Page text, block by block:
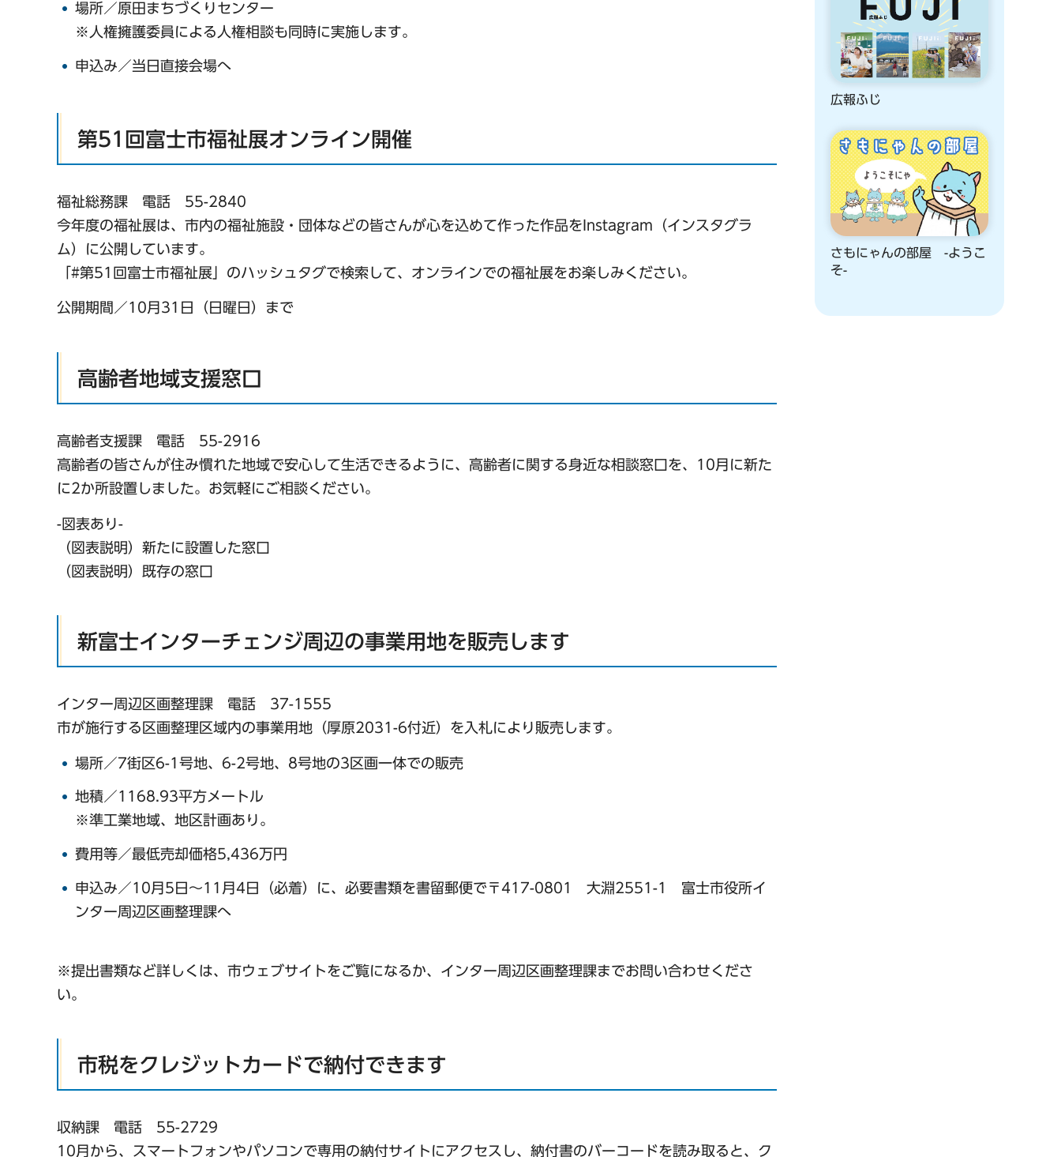
場所／原田まちづくりセンター
※人権擁護委員による人権相談も同時に実施します。
申込み／当日直接会場へ
第51回富士市福祉展オンライン開催
福祉総務課 電話 55-2840
今年度の福祉展は、市内の福祉施設・団体などの皆さんが心を込めて作った作品をInstagram（インスタグラ
ム）に公開しています。
「#第51回富士市福祉展」のハッシュタグで検索して、オンラインでの福祉展をお楽しみください。
公開期間／10月31日（日曜日）まで
高齢者地域支援窓口
高齢者支援課 電話 55-2916
高齢者の皆さんが住み慣れた地域で安心して生活できるように、高齢者に関する身近な相談窓口を、10月に新た
に2か所設置しました。お気軽にご相談ください。
-図表あり-
（図表説明）新たに設置した窓口
（図表説明）既存の窓口
新富士インターチェンジ周辺の事業用地を販売します
インター周辺区画整理課 電話 37-1555
市が施行する区画整理区域内の事業用地（厚原2031-6付近）を入札により販売します。
場所／7街区6-1号地、6-2号地、8号地の3区画一体での販売
地積／1168.93平方メートル
※準工業地域、地区計画あり。
費用等／最低売却価格5,436万円
申込み／10月5日～11月4日（必着）に、必要書類を書留郵便で〒417-0801 大淵2551-1 富士市役所イ
ンター周辺区画整理課へ
※提出書類など詳しくは、市ウェブサイトをご覧になるか、インター周辺区画整理課までお問い合わせくださ
い。
市税をクレジットカードで納付できます
収納課 電話 55-2729
10月から、スマートフォンやパソコンで専用の納付サイトにアクセスし、納付書のバーコードを読み取ると、ク
広報ふじ
さもにゃんの部屋 -ようこ
そ-